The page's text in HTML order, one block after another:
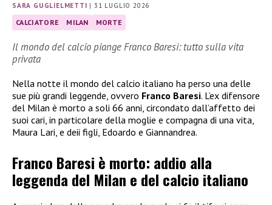
SARA GUGLIELMETTI |31 LUGLIO 2026
CALCIATORE MILAN MORTE
Il mondo del calcio piange Franco Baresi: tutto sulla vita
privata
Nella notte il mondo del calcio italiano ha perso una delle
sue più grandi leggende, ovvero Franco Baresi. L’ex difensore
del Milan è morto a soli 66 anni, circondato dall’affetto dei
suoi cari, in particolare della moglie e compagna di una vita,
Maura Lari, e deii figli, Edoardo e Giannandrea.
Franco Baresi è morto: addio alla
leggenda del Milan e del calcio italiano